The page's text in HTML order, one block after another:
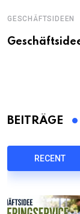
GESCHÄFTSIDEEN
BEITRÄGE
RECENT